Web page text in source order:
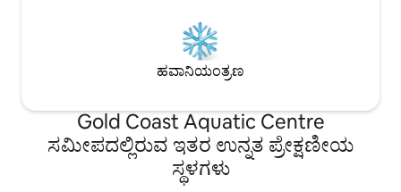
ಹವಾನಿಯಂತ್ರಣ
Gold Coast Aquatic Centre
ಸಮೀಪದಲ್ಲಿರುವ ಇತರ ಉನ್ನತ ಪ್ರೇಕ್ಷಣೀಯ
ಸ್ಥಳಗಳು